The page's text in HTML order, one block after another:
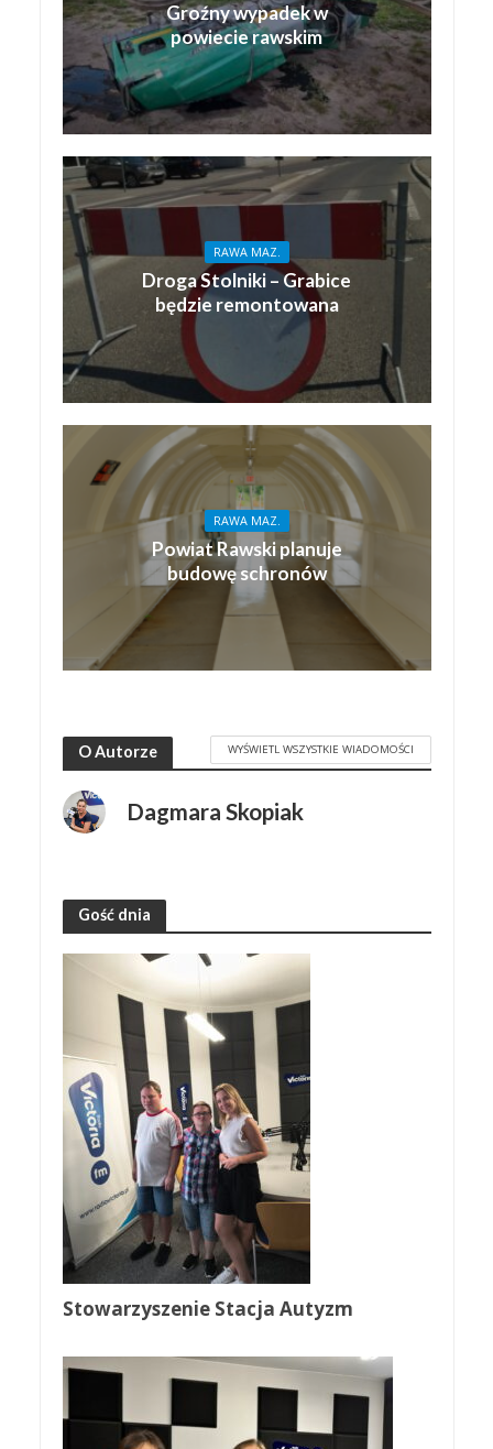
Groźny wypadek w
powiecie rawskim
RAWA MAZ.
Droga Stolniki – Grabice
będzie remontowana
RAWA MAZ.
Powiat Rawski planuje
budowę schronów
O Autorze WYŚWIETL WSZYSTKIE WIADOMOŚCI
Dagmara Skopiak
Gość dnia
Stowarzyszenie Stacja Autyzm